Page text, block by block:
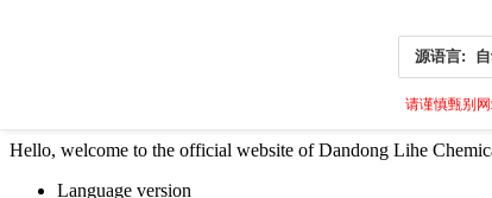
源语言:
请谨慎甄别